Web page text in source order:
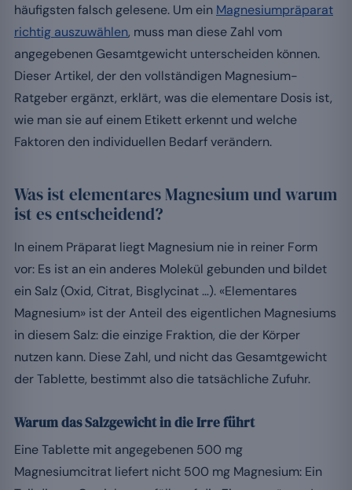
häufigsten falsch gelesene. Um ein Magnesiumpräparat
richtig auszuwählen, muss man diese Zahl vom
angegebenen Gesamtgewicht unterscheiden können.
Dieser Artikel, der den vollständigen Magnesium-
Ratgeber ergänzt, erklärt, was die elementare Dosis ist,
wie man sie auf einem Etikett erkennt und welche
Faktoren den individuellen Bedarf verändern.
Was ist elementares Magnesium und warum
ist es entscheidend?
In einem Präparat liegt Magnesium nie in reiner Form
vor: Es ist an ein anderes Molekül gebunden und bildet
ein Salz (Oxid, Citrat, Bisglycinat …). «Elementares
Magnesium» ist der Anteil des eigentlichen Magnesiums
in diesem Salz: die einzige Fraktion, die der Körper
nutzen kann. Diese Zahl, und nicht das Gesamtgewicht
der Tablette, bestimmt also die tatsächliche Zufuhr.
Warum das Salzgewicht in die Irre führt
Eine Tablette mit angegebenen 500 mg
Magnesiumcitrat liefert nicht 500 mg Magnesium: Ein